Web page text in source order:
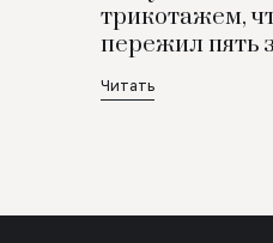
трикотажем,
пережил пять
Читать